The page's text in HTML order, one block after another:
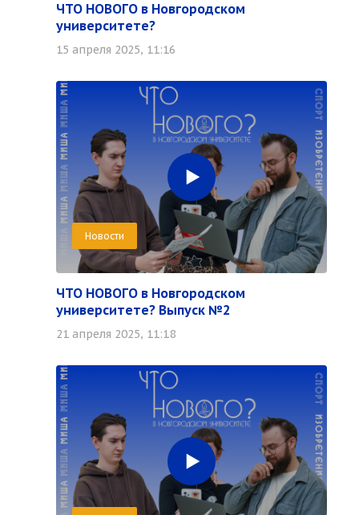
ЧТО НОВОГО в Новгородском
университете?
15 апреля 2025, 11:16
Новости
ЧТО НОВОГО в Новгородском
университете? Выпуск №2
21 апреля 2025, 11:18